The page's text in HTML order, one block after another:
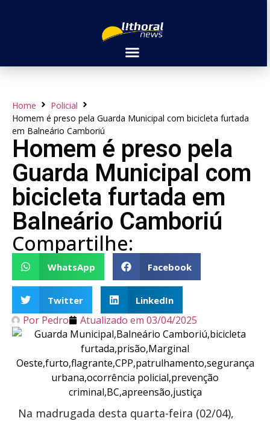
Home
Policial
Homem é preso pela Guarda Municipal com bicicleta furtada
em Balneário Camboriú
Homem é preso pela
Guarda Municipal com
bicicleta furtada em
Balneário Camboriú
Compartilhe:
WhatsApp Facebook
Twitter LinkedIn
Por Pedro Atualizado em 03/04/2025
Na madrugada desta quarta-feira (02/04),